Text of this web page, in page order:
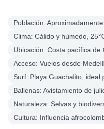
Población:
Clima: Cálido y húmedo,
Ubicación: Costa pacífica de
Acceso: Vuelos desde
Surf: Playa Guachalito, ideal
Ballenas: Avistamiento de
Naturaleza: Selvas y
Cultura: Influencia